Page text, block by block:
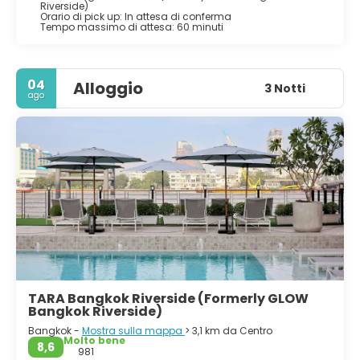
Riverside)
Orario di pick up: In attesa di conferma
Tempo massimo di attesa: 60 minuti
04
ago Alloggio 3 Notti
TARA Bangkok Riverside (Formerly GLOW
Bangkok Riverside)
Bangkok - Mostra sulla mappa > 3,1 km da Centro
8,6
Molto bene
981